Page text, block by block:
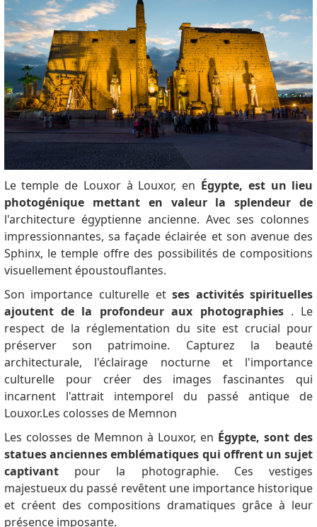
Le temple de Louxor à Louxor, en Égypte, est un lieu
photogénique mettant en valeur la splendeur de
l'architecture égyptienne ancienne. Avec ses colonnes
impressionnantes, sa façade éclairée et son avenue des
Sphinx, le temple offre des possibilités de compositions
visuellement époustouflantes.
Son importance culturelle etses activités spirituelles
ajoutent de la profondeur aux photographies. Le
respect de la réglementation du site est crucial pour
préserver son patrimoine. Capturez la beauté
architecturale, l'éclairage nocturne et l'importance
culturelle pour créer des images fascinantes qui
incarnent l'attrait intemporel du passé antique de
Louxor.Les colosses de Memnon
Les colosses de Memnon à Louxor, en Égypte, sont des
statues anciennes emblématiques qui offrent un sujet
captivantpour la photographie. Ces vestiges
majestueux du passé revêtent une importance historique
et créent des compositions dramatiques grâce à leur
présence imposante.